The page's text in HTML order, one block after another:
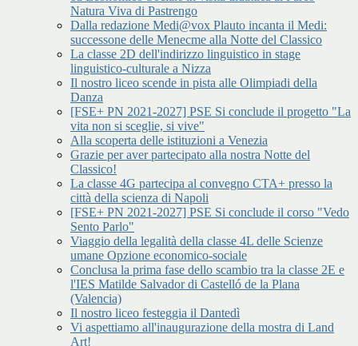
Natura Viva di Pastrengo
Dalla redazione Medi@vox Plauto incanta il Medi:
successone delle Menecme alla Notte del Classico
La classe 2D dell'indirizzo linguistico in stage
linguistico-culturale a Nizza
Il nostro liceo scende in pista alle Olimpiadi della
Danza
[FSE+ PN 2021-2027] PSE Si conclude il progetto "La
vita non si sceglie, si vive"
Alla scoperta delle istituzioni a Venezia
Grazie per aver partecipato alla nostra Notte del
Classico!
La classe 4G partecipa al convegno CTA+ presso la
città della scienza di Napoli
[FSE+ PN 2021-2027] PSE Si conclude il corso "Vedo
Sento Parlo"
Viaggio della legalità della classe 4L delle Scienze
umane Opzione economico-sociale
Conclusa la prima fase dello scambio tra la classe 2E e
l'IES Matilde Salvador di Castelló de la Plana
(Valencia)
Il nostro liceo festeggia il Dantedì
Vi aspettiamo all'inaugurazione della mostra di Land
Art!